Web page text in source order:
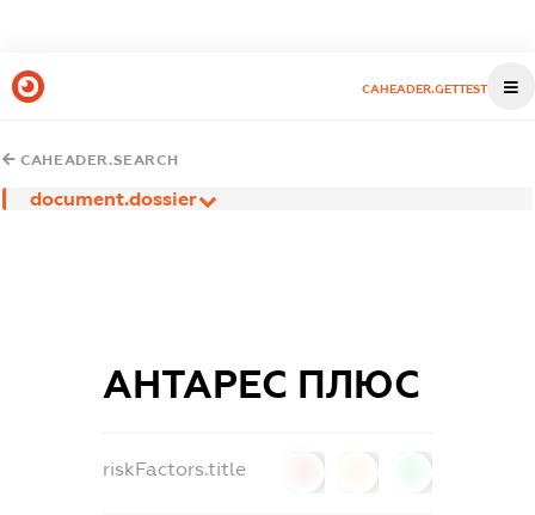
CAHEADER.GETTEST
CAHEADER.SEARCH
document.dossier
АНТАРЕС ПЛЮС
riskFactors.title